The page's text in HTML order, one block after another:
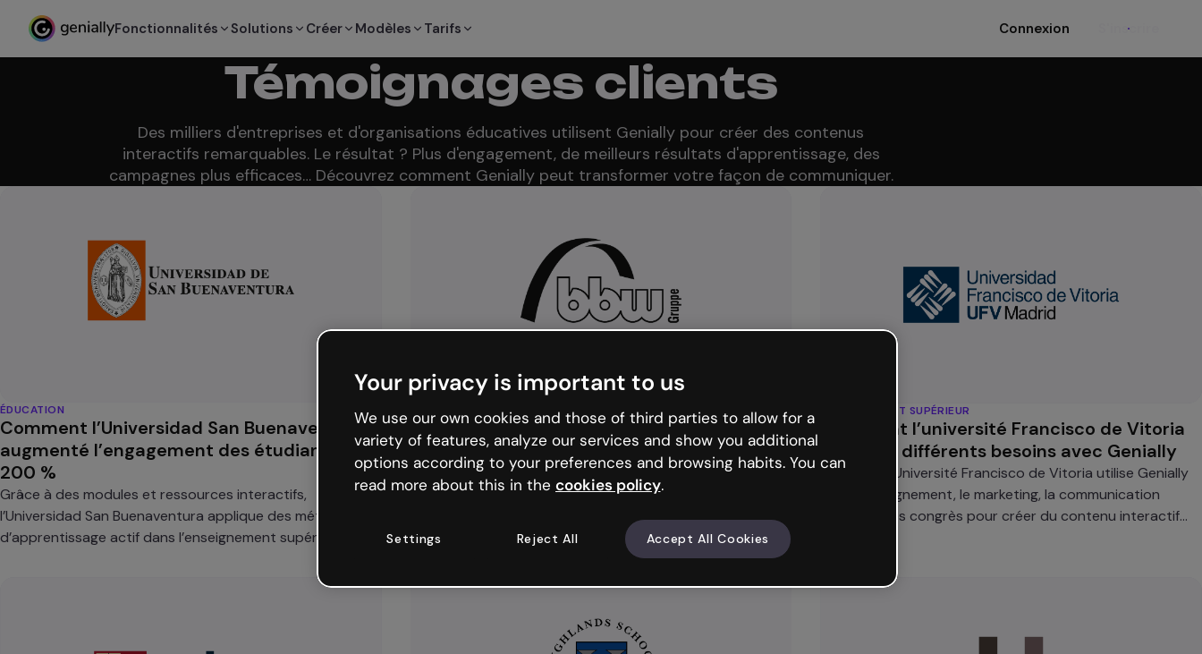
Fonctionnalités Solutions Créer Modèles Tarifs Connexion S'inscrire
Témoignages clients
Des milliers d'entreprises et d'organisations éducatives utilisent Genially pour créer des contenus
interactifs remarquables. Le résultat ? Plus d'engagement, de meilleurs résultats d'apprentissage, des
campagnes plus efficaces… Découvrez comment Genially peut transformer votre façon de communiquer.
ÉDUCATION
Comment l’Universidad San Buenaventura a
augmenté l’engagement des étudiants de
200 %
Grâce à des modules et ressources interactifs,
l’Universidad San Buenaventura applique des méthodes
d’apprentissage actif dans l’enseignement supérieur sans
Comment le groupe BBW a réduit de 50%
son temps de création de contenus
formatifs avec Genially
Le groupe BBW a repensé sa production de contenus
pédagogiques numériques, doublant sa production et
réduisant de moitié le temps de création avec Genially.
ENSEIGNEMENT SUPÉRIEUR
Comment l’université Francisco de Vitoria
répond à différents besoins avec Genially
Comment l'Université Francisco de Vitoria utilise Genially
dans l'enseignement, le marketing, la communication
interne et les congrès pour créer du contenu interactif
Your privacy is important to us
We use our own cookies and those of third parties to allow for a
variety of features, analyze our services and show you additional
options according to your preferences and browsing habits. You can
read more about this in the cookies policy.
Settings Reject All Accept All Cookies